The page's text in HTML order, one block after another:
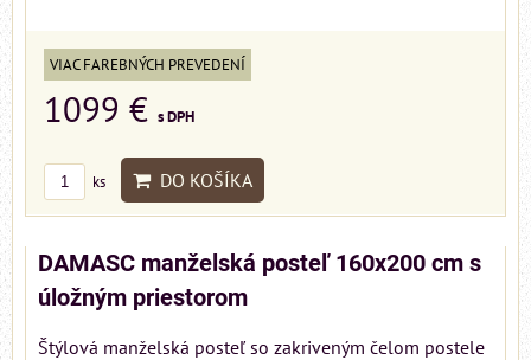
VIAC FAREBNÝCH PREVEDENÍ
1099 € s DPH
ks DO KOŠÍKA
DAMASC manželská posteľ 160x200 cm s
úložným priestorom
Štýlová manželská posteľ so zakriveným čelom postele